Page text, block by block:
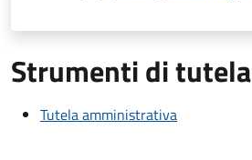
Strumenti di tutela
Tutela amministrativa